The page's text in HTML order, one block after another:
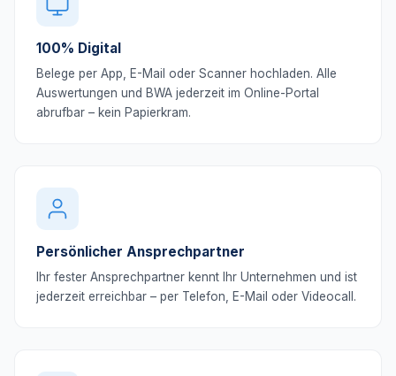
100% Digital
Belege per App, E-Mail oder Scanner hochladen. Alle
Auswertungen und BWA jederzeit im Online-Portal
abrufbar – kein Papierkram.
Persönlicher Ansprechpartner
Ihr fester Ansprechpartner kennt Ihr Unternehmen und ist
jederzeit erreichbar – per Telefon, E-Mail oder Videocall.